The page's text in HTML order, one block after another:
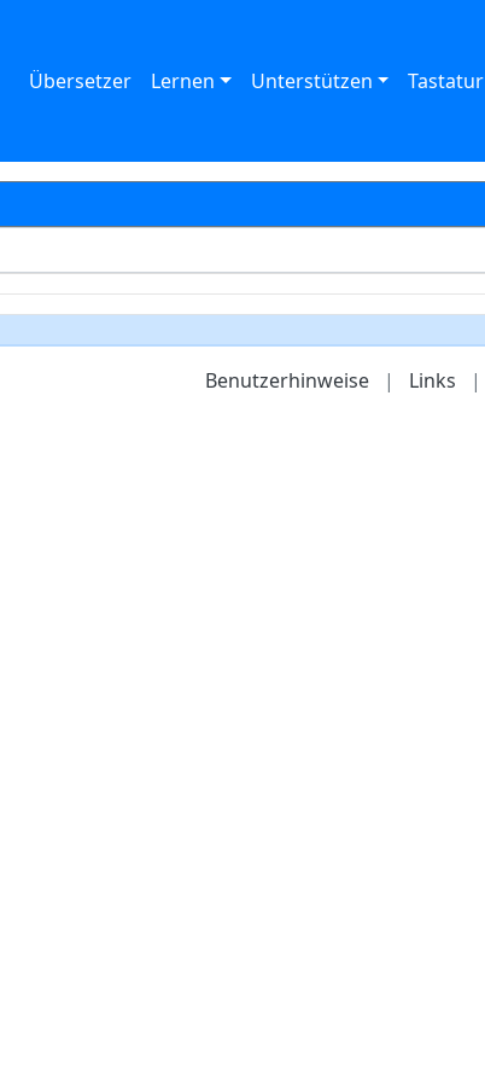
Übersetzer Lernen Unterstützen Tastatur
Benutzerhinweise | Links |